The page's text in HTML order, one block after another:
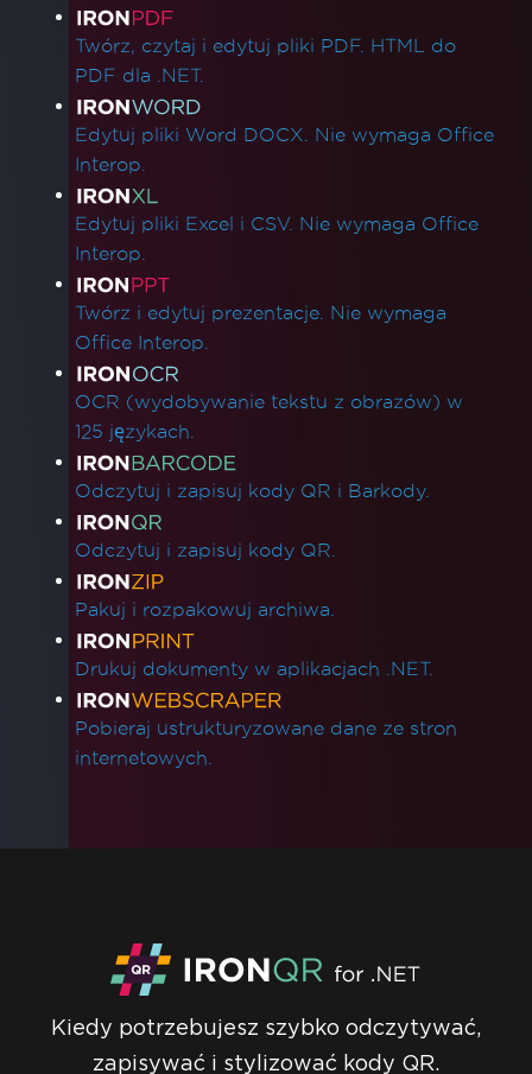
Linki do produktów
Twórz, czytaj i edytuj pliki PDF. HTML do
PDF dla .NET.
Edytuj pliki Word DOCX. Nie wymaga Office
Interop.
Edytuj pliki Excel i CSV. Nie wymaga Office
Interop.
Twórz i edytuj prezentacje. Nie wymaga
Office Interop.
OCR (wydobywanie tekstu z obrazów) w
125 językach.
Odczytuj i zapisuj kody QR i Barkody.
Odczytuj i zapisuj kody QR.
Pakuj i rozpakowuj archiwa.
Drukuj dokumenty w aplikacjach .NET.
Pobieraj ustrukturyzowane dane ze stron
internetowych.
Kiedy potrzebujesz szybko odczytywać,
zapisywać i stylizować kody QR.